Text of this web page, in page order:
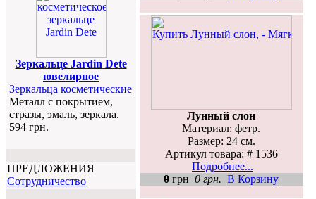
Зеркальце Jardin Dete
ювелирное
Зеркальца косметические
Металл с покрытием,
стразы, эмаль, зеркала.
594 грн.
ПРЕДЛОЖЕНИЯ
Cотрудничество
Лунный слон
Материал: фетр.
Размер: 24 см.
Артикул товара: # 1536
Подробнее...
0 грн 0 грн. В Корзину